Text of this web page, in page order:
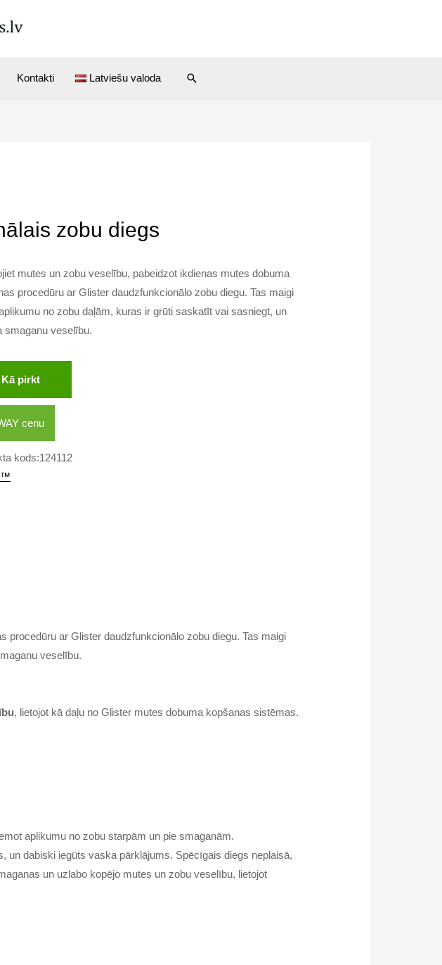
Kontakti Latviešu valoda Search
zobu diegs
mutes un zobu veselību, pabeidzot ikdienas mutes dobuma
procedūru ar Glister daudzfunkcionālo zobu diegu. Tas maigi
no zobu daļām, kuras ir grūti saskatīt vai sasniegt, un
smaganu veselību.
Kā pirkt
cenu
kods:124112
ar Glister daudzfunkcionālo zobu diegu. Tas maigi
veselību.
, lietojot kā daļu no Glister mutes dobuma kopšanas sistēmas.
aplikumu no zobu starpām un pie smaganām.
un dabiski iegūts vaska pārklājums. Spēcīgais diegs neplaisā,
un uzlabo kopējo mutes un zobu veselību, lietojot